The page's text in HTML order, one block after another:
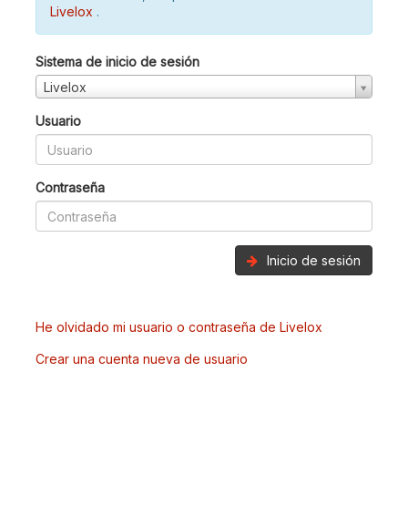
Livelox .
Sistema de inicio de sesión
Livelox
Usuario
Contraseña
Inicio de sesión
He olvidado mi usuario o contraseña de Livelox
Crear una cuenta nueva de usuario